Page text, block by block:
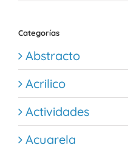
Categorías
Abstracto
Acrilico
Actividades
Acuarela